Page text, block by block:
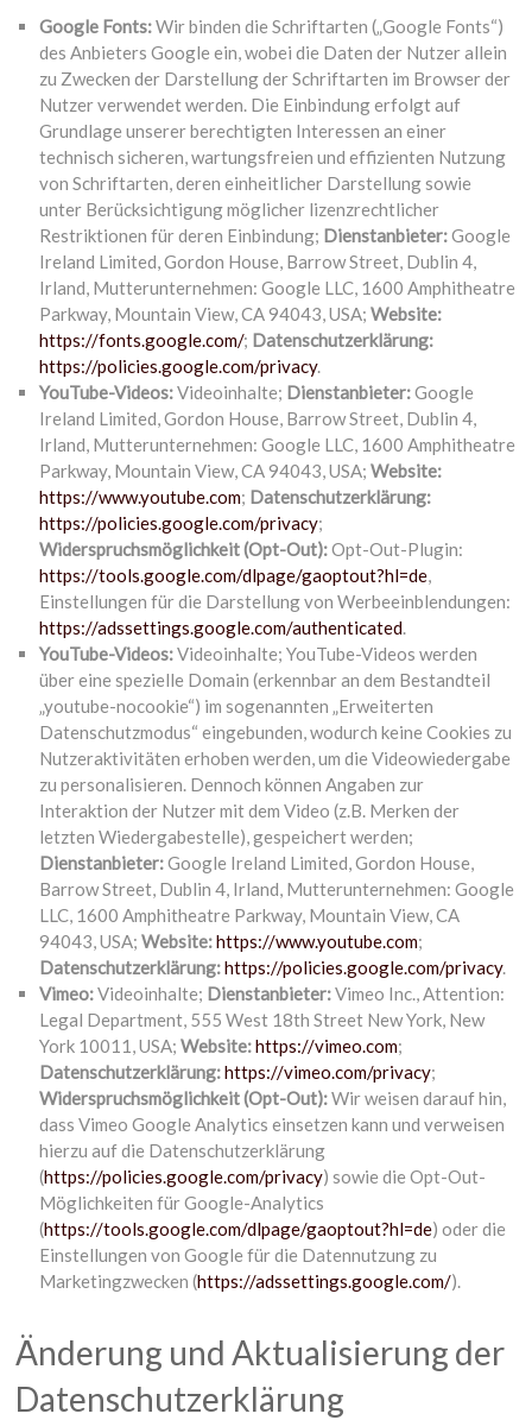
Google Fonts:Wir binden die Schriftarten („Google Fonts“)
des Anbieters Google ein, wobei die Daten der Nutzer allein
zu Zwecken der Darstellung der Schriftarten im Browser der
Nutzer verwendet werden. Die Einbindung erfolgt auf
Grundlage unserer berechtigten Interessen an einer
technisch sicheren, wartungsfreien und effizienten Nutzung
von Schriftarten, deren einheitlicher Darstellung sowie
unter Berücksichtigung möglicher lizenzrechtlicher
Restriktionen für deren Einbindung; Dienstanbieter:Google
Ireland Limited, Gordon House, Barrow Street, Dublin 4,
Irland, Mutterunternehmen: Google LLC, 1600 Amphitheatre
Parkway, Mountain View, CA 94043, USA;Website:
https://fonts.google.com/; Datenschutzerklärung:
https://policies.google.com/privacy.
YouTube-Videos:Videoinhalte; Dienstanbieter:Google
Ireland Limited, Gordon House, Barrow Street, Dublin 4,
Irland, Mutterunternehmen: Google LLC, 1600 Amphitheatre
Parkway, Mountain View, CA 94043, USA;Website:
https://www.youtube.com; Datenschutzerklärung:
https://policies.google.com/privacy;
Widerspruchsmöglichkeit (Opt-Out):Opt-Out-Plugin:
https://tools.google.com/dlpage/gaoptout?hl=de,
Einstellungen für die Darstellung von Werbeeinblendungen:
https://adssettings.google.com/authenticated.
YouTube-Videos:Videoinhalte; YouTube-Videos werden
über eine spezielle Domain (erkennbar an dem Bestandteil
„youtube-nocookie“) im sogenannten „Erweiterten
Datenschutzmodus“ eingebunden, wodurch keine Cookies zu
Nutzeraktivitäten erhoben werden, um die Videowiedergabe
zu personalisieren. Dennoch können Angaben zur
Interaktion der Nutzer mit dem Video (z.B. Merken der
letzten Wiedergabestelle), gespeichert werden;
Dienstanbieter:Google Ireland Limited, Gordon House,
Barrow Street, Dublin 4, Irland, Mutterunternehmen: Google
LLC, 1600 Amphitheatre Parkway, Mountain View, CA
94043, USA;Website:https://www.youtube.com;
Datenschutzerklärung:https://policies.google.com/privacy.
Vimeo:Videoinhalte; Dienstanbieter:Vimeo Inc., Attention:
Legal Department, 555 West 18th Street New York, New
York 10011, USA;Website:https://vimeo.com;
Datenschutzerklärung:https://vimeo.com/privacy;
Widerspruchsmöglichkeit (Opt-Out):Wir weisen darauf hin,
dass Vimeo Google Analytics einsetzen kann und verweisen
hierzu auf die Datenschutzerklärung
(https://policies.google.com/privacy) sowie die Opt-Out-
Möglichkeiten für Google-Analytics
(https://tools.google.com/dlpage/gaoptout?hl=de) oder die
Einstellungen von Google für die Datennutzung zu
Marketingzwecken (https://adssettings.google.com/).
Änderung und Aktualisierung der
Datenschutzerklärung